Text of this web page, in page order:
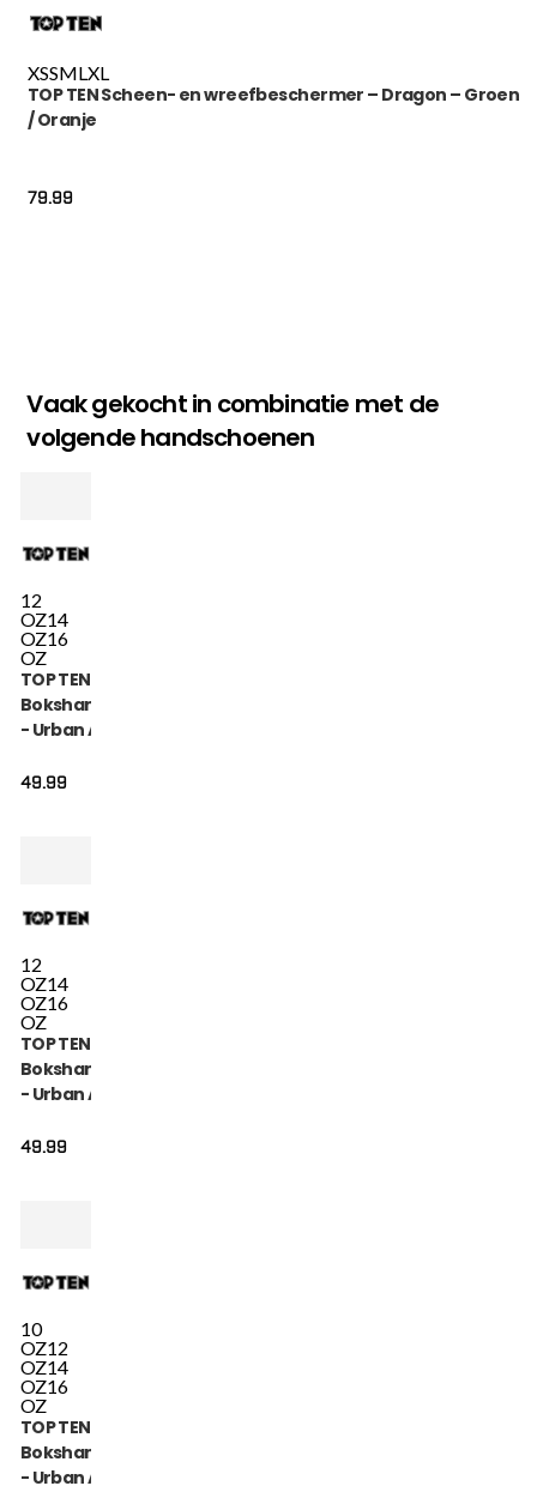
XSSML XL
TOP TEN Scheen- en wreefbeschermer – Dragon – Groen
/ Oranje
79.99
Vaak gekocht in combinatie met de
volgende handschoenen
12
OZ14
OZ16
OZ
TOP TEN
Bokshandschoen
- Urban Arts -
49.99
12
OZ14
OZ16
OZ
TOP TEN
Bokshandschoen
- Urban Arts -
49.99
10
OZ12
OZ14
OZ16
OZ
TOP TEN
Bokshandschoen
- Urban Arts -